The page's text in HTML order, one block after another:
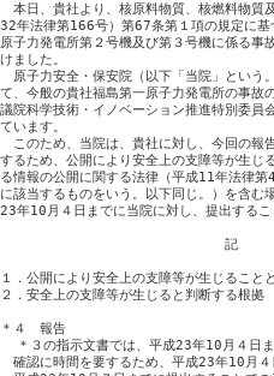
本日、貴社より、核原料物質、核燃料物質
32年法律第166号）第67条第１項の規定に
原子力発電所第２号機及び第３号機に係る事
けました。
原子力安全・保安院（以下「当院」という
て、今般の貴社福島第一原子力発電所の事故
議院科学技術・イノベーション推進特別委員
ています。
このため、当院は、貴社に対し、今回の報
するため、公開により安全上の支障等が生じ
る情報の公開に関する法律（平成11年法律
に該当するものをいう。以下同じ。）を含む
23年10月４日までに当院に対し、提出するこ
記
１．公開により安全上の支障等が生じること
２．安全上の支障等が生じると判断する根拠
＊４　報告
＊３の指示文書では、平成23年10月４日ま
確認に時間を要するため、平成23年10月４